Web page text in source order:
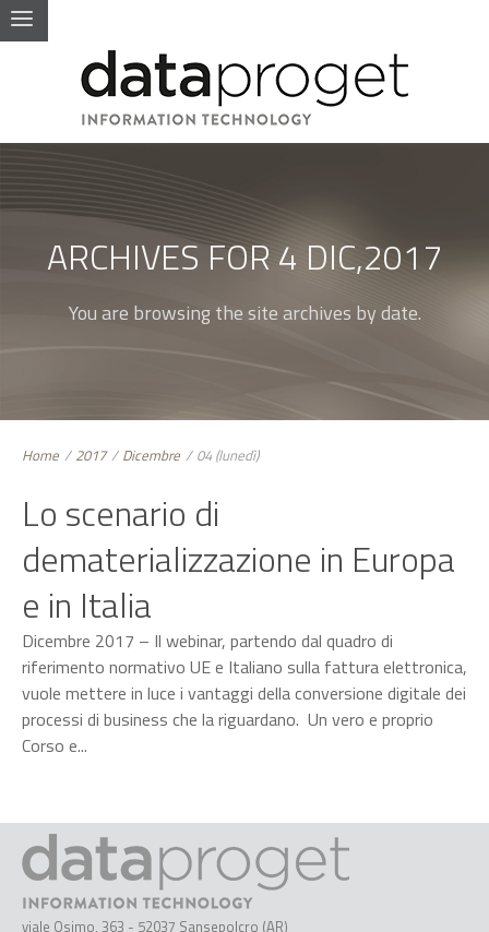
ARCHIVES FOR 4 DIC,2017
You are browsing the site archives by date.
Home / 2017 / Dicembre / 04 (lunedì)
Lo scenario di
dematerializzazione in Europa
e in Italia
Dicembre 2017 – Il webinar, partendo dal quadro di
riferimento normativo UE e Italiano sulla fattura elettronica,
vuole mettere in luce i vantaggi della conversione digitale dei
processi di business che la riguardano. Un vero e proprio
Corso e...
viale Osimo, 363 - 52037 Sansepolcro (AR)